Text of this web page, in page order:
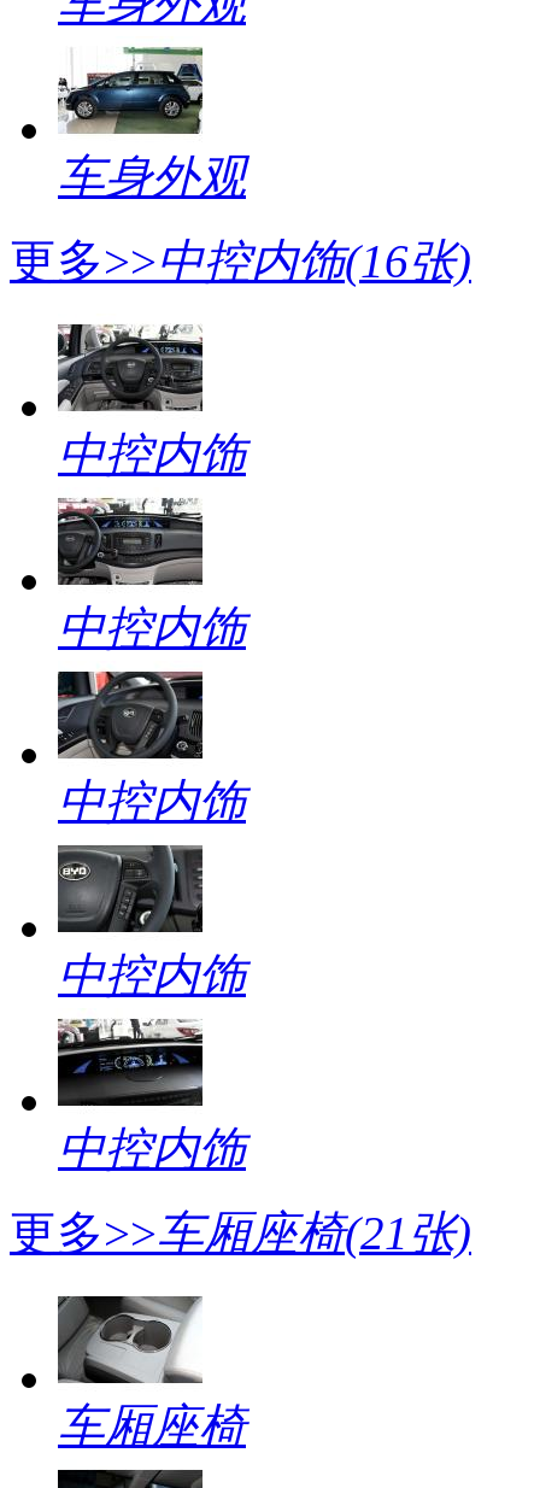
车身外观
更多>>中控内饰(16张)
中控内饰
中控内饰
中控内饰
中控内饰
中控内饰
更多>>车厢座椅(21张)
车厢座椅